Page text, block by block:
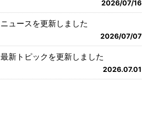
2026/07/16
ニュースを更新しました
2026/07/07
最新トピックを更新しました
2026.07.01